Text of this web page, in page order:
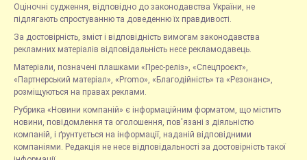
Оціночні судження, відповідно до законодавства України, не
підлягають спростуванню та доведенню їх правдивості.
За достовірність, зміст і відповідність вимогам законодавства
рекламних матеріалів відповідальність несе рекламодавець.
Матеріали, позначені плашками «Прес-реліз», «Спецпроєкт»,
«Партнерський матеріал», «Promo», «Благодійність» та «Резонанс»,
розміщуються на правах реклами.
Рубрика «Новини компаній» є інформаційним форматом, що містить
новини, повідомлення та оголошення, пов'язані з діяльністю
компаній, і ґрунтується на інформації, наданій відповідними
компаніями. Редакція не несе відповідальності за достовірність такої